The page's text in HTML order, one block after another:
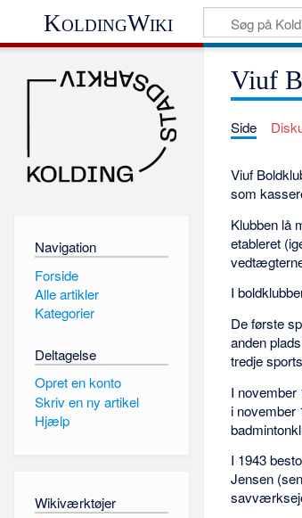
KoldingWiki
Viuf
Side
Viuf
som
Klubben lå
etableret
I
De første
anden
tredje
I november
i november
I 1943
Jensen
Navigation
Forside
Alle artikler
Kategorier
Deltagelse
Opret en konto
Skriv en ny artikel
Hjælp
Wikiværktøjer